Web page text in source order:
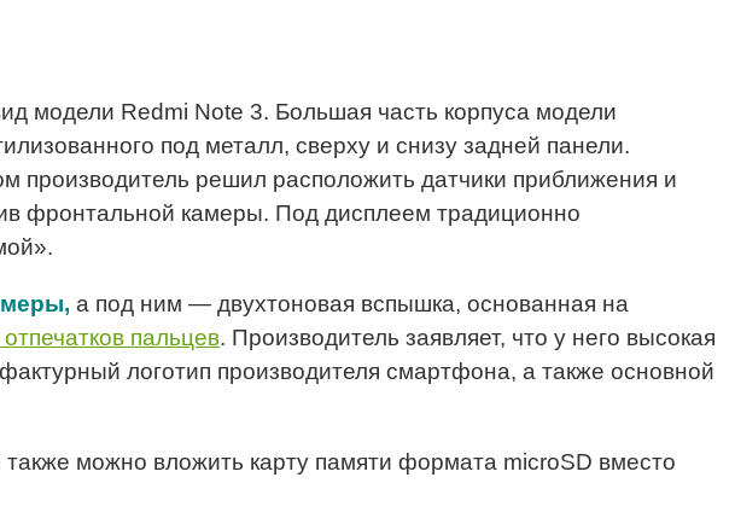
модели Redmi Note 3. Большая часть корпуса модели
под металл, сверху и снизу задней панели.
решил расположить датчики приближения и
фронтальной камеры. Под дисплеем традиционно
а под ним — двухтоновая вспышка, основанная на
пальцев. Производитель заявляет, что у него высокая
логотип производителя смартфона, а также основной
также можно вложить карту памяти формата microSD вместо